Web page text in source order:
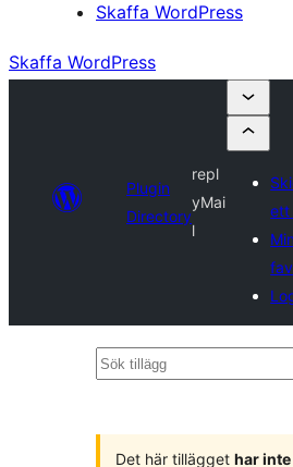
Skaffa WordPress
Skaffa WordPress
Plugin
Directory
repl
yMai
l
ett
Sök
Det här tillägget har